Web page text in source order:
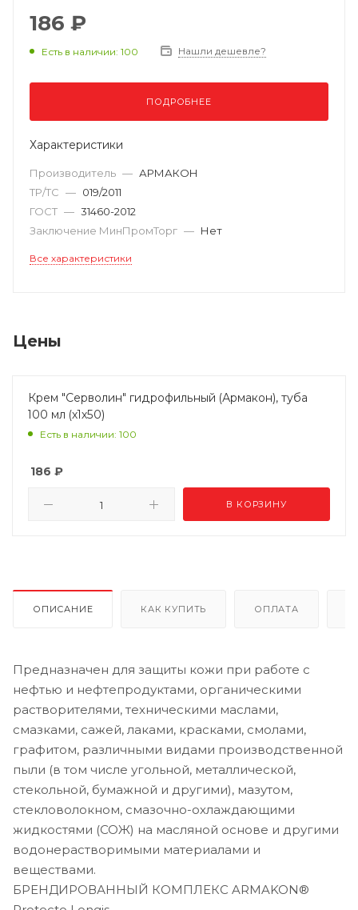
186 ₽
Есть в наличии: 100 Нашли дешевле?
ПОДРОБНЕЕ
Характеристики
Производитель — АРМАКОН
ТР/ТС — 019/2011
ГОСТ — 31460-2012
Заключение МинПромТорг — Нет
Все характеристики
Цены
Крем "Серволин" гидрофильный (Армакон), туба
100 мл (х1х50)
Есть в наличии: 100
186 ₽
В КОРЗИНУ
ОПИСАНИЕ КАК КУПИТЬ ОПЛАТА
Предназначен для защиты кожи при работе с
нефтью и нефтепродуктами, органическими
растворителями, техническими маслами,
смазками, сажей, лаками, красками, смолами,
графитом, различными видами производственной
пыли (в том числе угольной, металлической,
стекольной, бумажной и другими), мазутом,
стекловолокном, смазочно-охлаждающими
жидкостями (СОЖ) на масляной основе и другими
водонерастворимыми материалами и
веществами.
БРЕНДИРОВАННЫЙ КОМПЛЕКС ARMAKON®